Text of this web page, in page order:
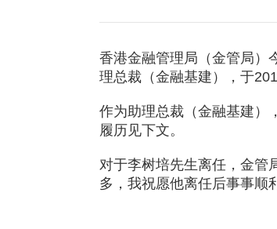
香港金融管理局（金管局）
理总裁（金融基建），于
作为助理总裁（金融基建）
履历见下文。
对于李树培先生离任，金管
多，我祝愿他离任后事事顺